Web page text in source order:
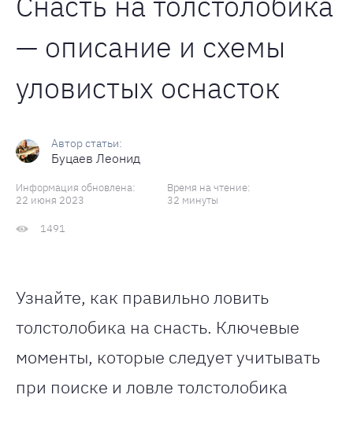
— описание и схемы
уловистых оснасток
Буцаев Леонид
Информация обновлена:
22 июня 2023
Время на чтение:
32 минуты
1491
Узнайте, как правильно ловить
толстолобика на снасть. Ключевые
моменты, которые следует учитывать
при поиске и ловле толстолобика